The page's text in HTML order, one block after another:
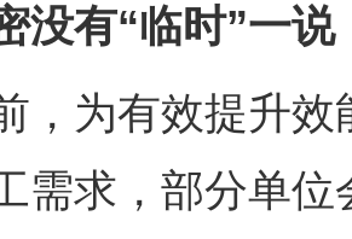
有“临时”一说
为有效提升效
需求，部分单